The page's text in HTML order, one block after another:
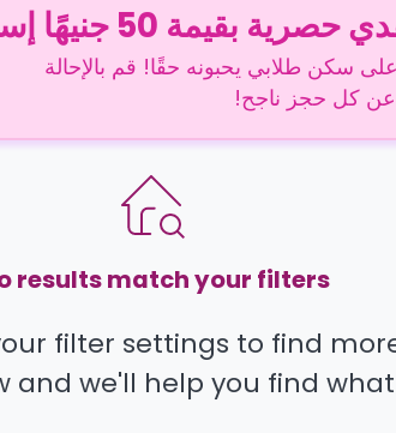
50 جنيهًا إسترلينيًا
سكن طلابي يحبونه حقًا! قم بالإحالة
results match your filters.
filter settings to find
we'll help you find